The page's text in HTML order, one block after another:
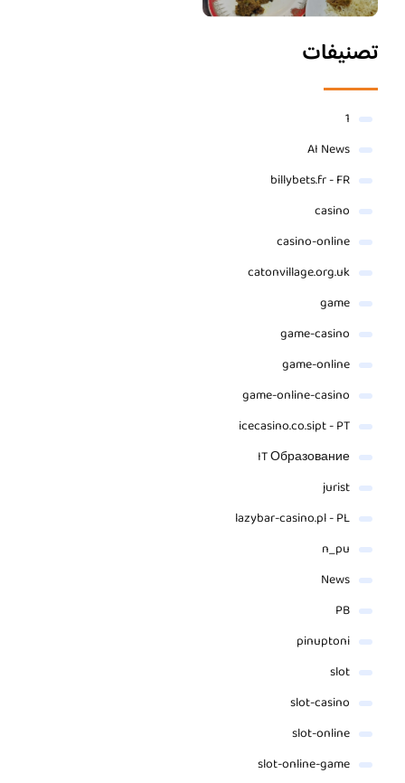
تصنيفات
1
AI News
billybets.fr - FR
casino
casino-online
catonvillage.org.uk
game
game-casino
game-online
game-online-casino
icecasino.co.sipt - PT
IT Образование
jurist
lazybar-casino.pl - PL
n_pu
News
PB
pinuptoni
slot
slot-casino
slot-online
slot-online-game